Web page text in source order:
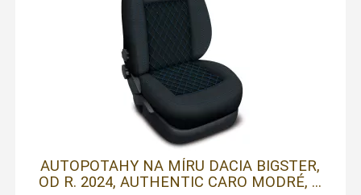
AUTOPOTAHY NA MÍRU DACIA BIGSTER,
OD R. 2024, AUTHENTIC CARO MODRÉ, ...